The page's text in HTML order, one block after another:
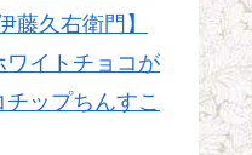
藤久右衛門】
ワイトチョコが
ップちんすこ